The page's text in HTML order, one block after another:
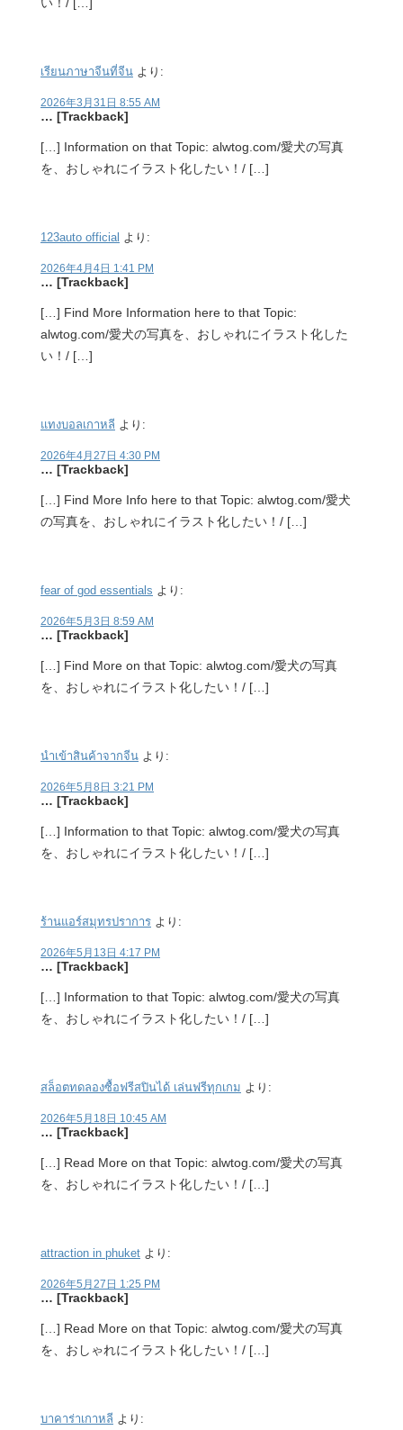
い！/ […]
เรียนภาษาจีนที่จีน より:
2026年3月31日 8:55 AM
… [Trackback]
[…] Information on that Topic: alwtog.com/愛犬の写真
を、おしゃれにイラスト化したい！/ […]
123auto official より:
2026年4月4日 1:41 PM
… [Trackback]
[…] Find More Information here to that Topic:
alwtog.com/愛犬の写真を、おしゃれにイラスト化した
い！/ […]
แทงบอลเกาหลี より:
2026年4月27日 4:30 PM
… [Trackback]
[…] Find More Info here to that Topic: alwtog.com/愛犬
の写真を、おしゃれにイラスト化したい！/ […]
fear of god essentials より:
2026年5月3日 8:59 AM
… [Trackback]
[…] Find More on that Topic: alwtog.com/愛犬の写真
を、おしゃれにイラスト化したい！/ […]
นำเข้าสินค้าจากจีน より:
2026年5月8日 3:21 PM
… [Trackback]
[…] Information to that Topic: alwtog.com/愛犬の写真
を、おしゃれにイラスト化したい！/ […]
ร้านแอร์สมุทรปราการ より:
2026年5月13日 4:17 PM
… [Trackback]
[…] Information to that Topic: alwtog.com/愛犬の写真
を、おしゃれにイラスト化したい！/ […]
สล็อตทดลองซื้อฟรีสปินได้ เล่นฟรีทุกเกม より:
2026年5月18日 10:45 AM
… [Trackback]
[…] Read More on that Topic: alwtog.com/愛犬の写真
を、おしゃれにイラスト化したい！/ […]
attraction in phuket より:
2026年5月27日 1:25 PM
… [Trackback]
[…] Read More on that Topic: alwtog.com/愛犬の写真
を、おしゃれにイラスト化したい！/ […]
บาคาร่าเกาหลี より: